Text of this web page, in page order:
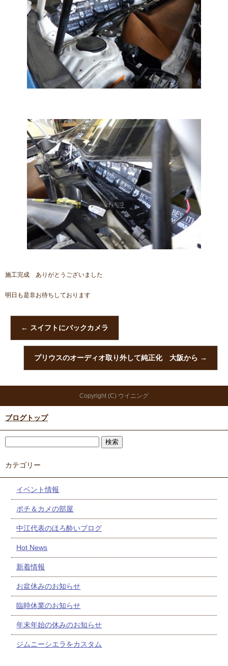
施工完成 ありがとうございました
明日も是非お待ちしております
← スイフトにバックカメラ
プリウスのオーディオ取り外して純正化 大阪から →
Copyright (C) ウイニング
ブログトップ
カテゴリー
イベント情報
ポチ＆カメの部屋
中江代表のほろ酔いブログ
Hot News
新着情報
お盆休みのお知らせ
臨時休業のお知らせ
年末年始の休みのお知らせ
ジムニーシエラをカスタム